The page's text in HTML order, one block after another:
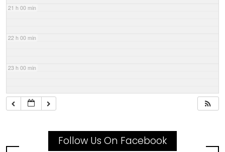
21 h 00 min
22 h 00 min
23 h 00 min
Follow Us On Facebook